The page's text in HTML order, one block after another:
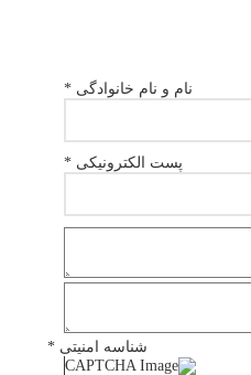
نام و نام خانوادگی *
پست الکترونیکی *
شناسه امنیتی *